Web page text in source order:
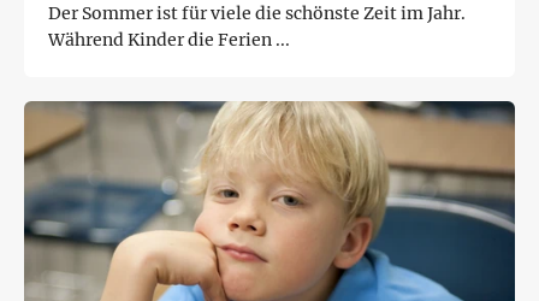
Der Sommer ist für viele die schönste Zeit im Jahr.
Während Kinder die Ferien ...